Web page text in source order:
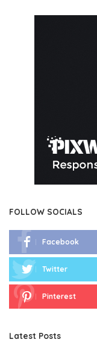
FOLLOW SOCIALS
Facebook
Twitter
Pinterest
Latest Posts